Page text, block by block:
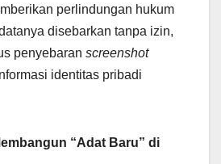
perlindungan hukum
disebarkan tanpa izin,
penyebaran screenshot
identitas pribadi
“Adat Baru” di